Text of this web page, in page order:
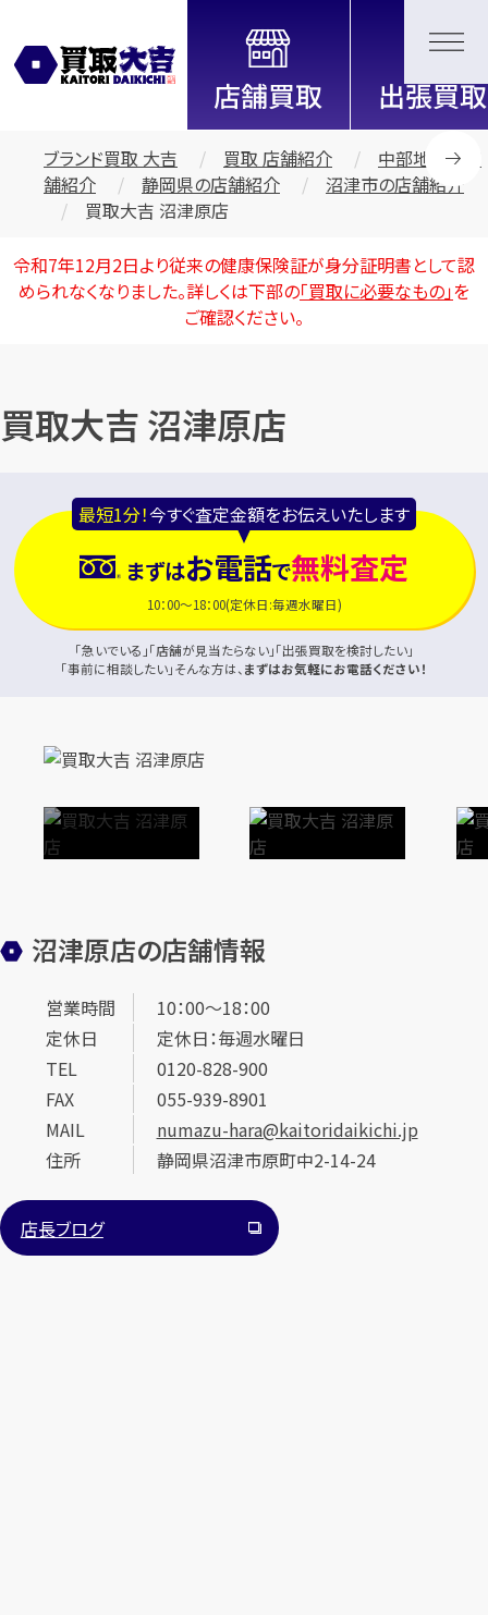
全国2000店舗以上展開中！
信頼と実績の買取専門店「買取大
吉」
カンタン無料
ブランド買取 大吉 買取 店舗紹介
中部地区の店
舗紹介
静岡県の店舗紹介
沼津市の店舗紹介
買取大吉 沼津原店
令和7年12月2日より従来の健康保険証が身分証明書として認
められなくなりました。詳しくは下部の「買取に必要なもの」を
ご確認ください。
買取大吉 沼津原店
最短1分！今すぐ査定金額をお伝えいたします
まずはお電話で無料査定
10：00～18：00(定休日:毎週水曜日)
「急いでいる」「店舗が見当たらない」「出張買取を検討したい」
「事前に相談したい」そんな方は、 まずはお気軽にお電話ください！
沼津原店の店舗情報
営業時間
10：00～18：00
定休日
定休日：毎週水曜日
TEL
0120-828-900
FAX
055-939-8901
MAIL
numazu-hara@kaitoridaikichi.jp
住所
静岡県沼津市原町中2-14-24
店長ブログ